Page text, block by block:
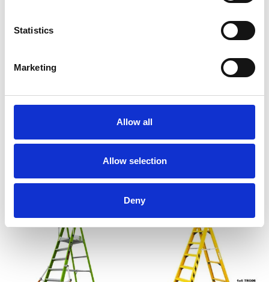
Statistics
Marketing
Allow all
Allow selection
Deny
escabeau en fibre 4
marches
Afficher le produit
Little Giant Safety Cage
escabeau en fibre 8
marches
€1.119,00